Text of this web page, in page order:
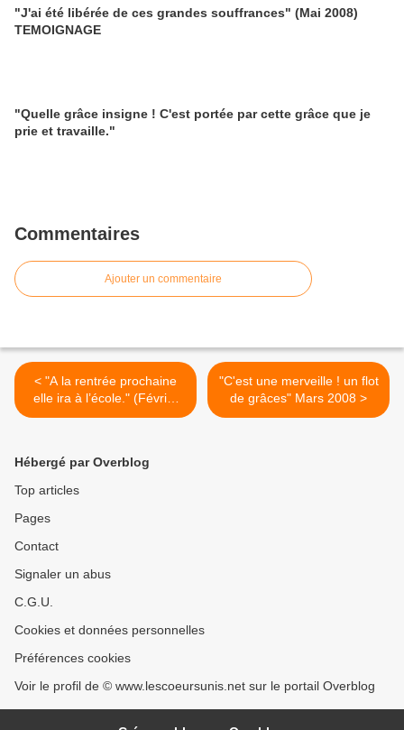
"J'ai été libérée de ces grandes souffrances" (Mai 2008)
TEMOIGNAGE
"Quelle grâce insigne ! C'est portée par cette grâce que je
prie et travaille."
Commentaires
Ajouter un commentaire
< "A la rentrée prochaine
elle ira à l’école." (Février
2008) TEMOIGNAGE
"C'est une merveille ! un flot
de grâces" Mars 2008 >
Hébergé par Overblog
Top articles
Pages
Contact
Signaler un abus
C.G.U.
Cookies et données personnelles
Préférences cookies
Voir le profil de © www.lescoeursunis.net sur le portail Overblog